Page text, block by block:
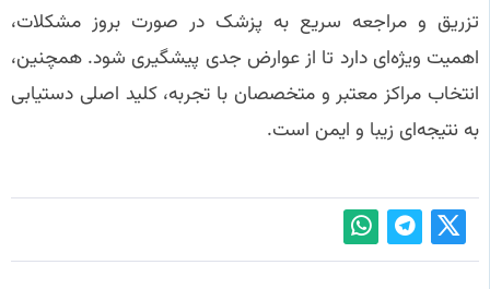
تزریق و مراجعه سریع به پزشک در صورت بروز مشکلات،
اهمیت ویژه‌ای دارد تا از عوارض جدی پیشگیری شود. همچنین،
انتخاب مراکز معتبر و متخصصان با تجربه، کلید اصلی دستیابی
به نتیجه‌ای زیبا و ایمن است.